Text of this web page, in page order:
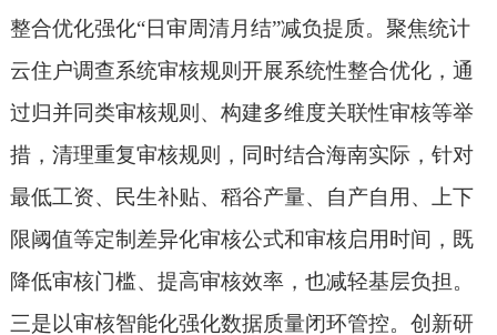
整合优化强化“日审周清月结”减负提质。聚焦统计
云住户调查系统审核规则开展系统性整合优化，通
过归并同类审核规则、构建多维度关联性审核等举
措，清理重复审核规则，同时结合海南实际，针对
最低工资、民生补贴、稻谷产量、自产自用、上下
限阈值等定制差异化审核公式和审核启用时间，既
降低审核门槛、提高审核效率，也减轻基层负担。
三是以审核智能化强化数据质量闭环管控。创新研